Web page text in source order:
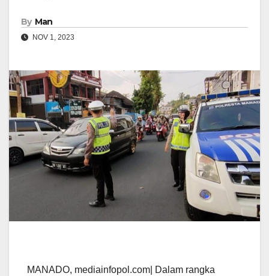
By Man
NOV 1, 2023
MANADO, mediainfopol.com| Dalam rangka